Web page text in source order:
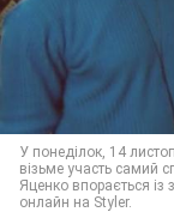
У понеділок, 14
візьме участь самий
Яценко впорається
онлайн на Styler.